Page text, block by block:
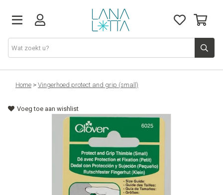
Stoffen
Fournituren
Naaimachines
Home > Vingerhoed protect and grip (small)
Voeg toe aan wishlist